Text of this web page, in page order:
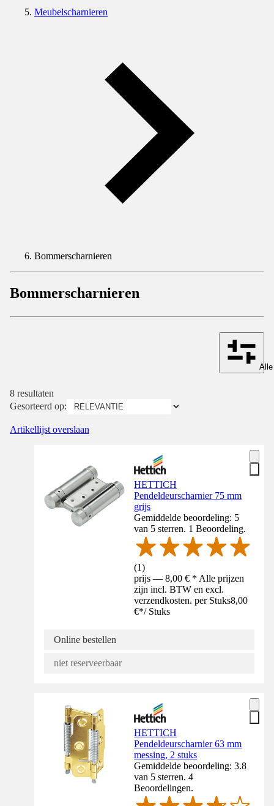
Meubelscharnieren
Bommerscharnieren
Bommerscharnieren
8 resultaten
Gesorteerd op:
Artikellijst overslaan
HETTICH
Pendeldeurscharnier 75 mm
grijs
Gemiddelde beoordeling: 5
van 5 sterren. 1 Beoordeling.
(1)
prijs — 8,00 € * Alle prijzen
zijn incl. BTW en excl.
verzendkosten. per Stuks8,00
€*/ Stuks
Online bestellen
niet reserveerbaar
HETTICH
Pendeldeurscharnier 63 mm
messing, 2 stuks
Gemiddelde beoordeling: 3.8
van 5 sterren. 4
Beoordelingen.